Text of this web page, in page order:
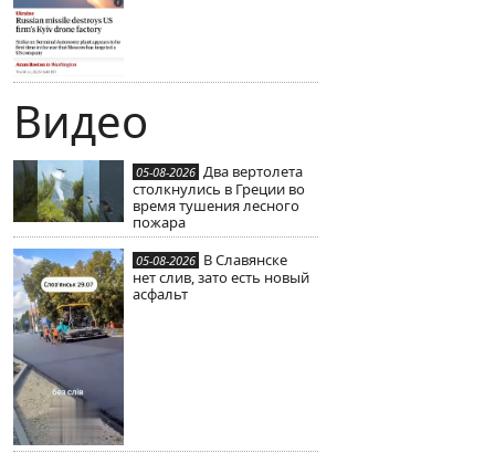
Видео
05-08-2026 Два вертолета
столкнулись в Греции во
время тушения лесного
пожара
05-08-2026 В Славянске
нет слив, зато есть новый
асфальт